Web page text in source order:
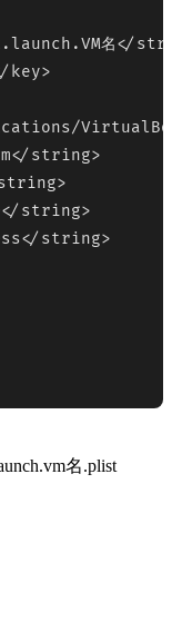
名.plist